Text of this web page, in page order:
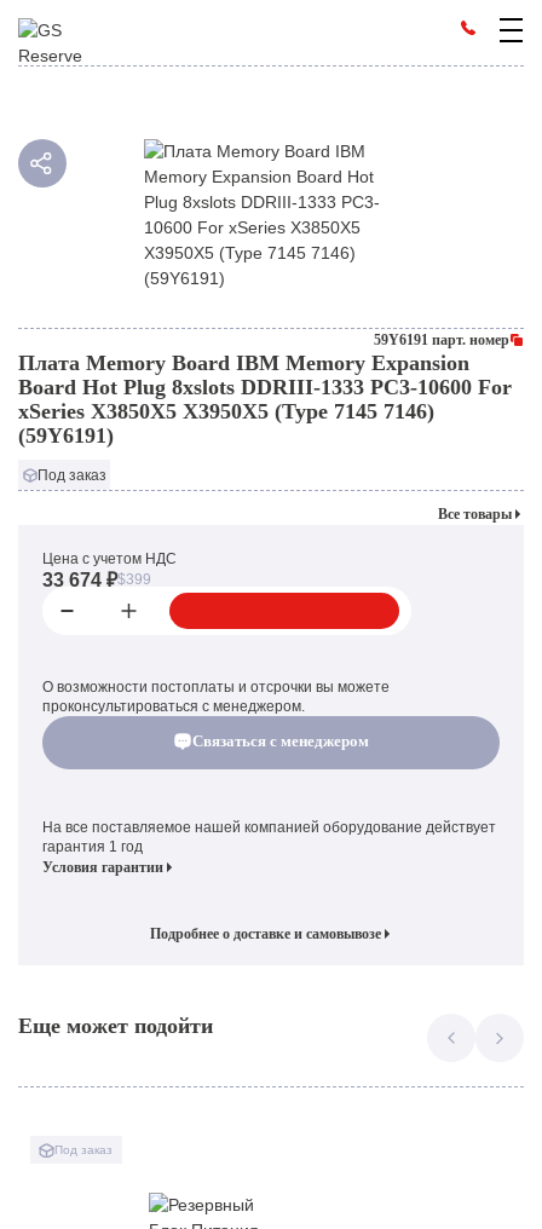
59Y6191 парт. номер
Плата Memory Board IBM Memory Expansion
Board Hot Plug 8xslots DDRIII-1333 PC3-10600 For
xSeries X3850X5 X3950X5 (Type 7145 7146)
(59Y6191)
Под заказ
Все товары
Цена с учетом НДС
33 674 ₽$399
О возможности постоплаты и отсрочки вы можете
проконсультироваться с менеджером.
Связаться с менеджером
На все поставляемое нашей компанией оборудование действует
гарантия 1 год
Условия гарантии
Подробнее о доставке и самовывозе
Еще может подойти
Под заказ